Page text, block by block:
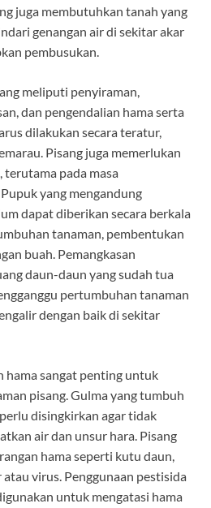
juga membutuhkan tanah yang
genangan air di sekitar akar
pembusukan.
meliputi penyiraman,
dan pengendalian hama serta
dilakukan secara teratur,
Pisang juga memerlukan
terutama pada masa
yang mengandung
dapat diberikan secara berkala
tanaman, pembentukan
buah. Pemangkasan
daun-daun yang sudah tua
pertumbuhan tanaman
dengan baik di sekitar
hama sangat penting untuk
pisang. Gulma yang tumbuh
disingkirkan agar tidak
air dan unsur hara. Pisang
hama seperti kutu daun,
virus. Penggunaan pestisida
untuk mengatasi hama